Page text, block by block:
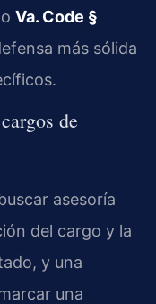
Va. Code §
más sólida
de
asesoría
del cargo y la
y una
una